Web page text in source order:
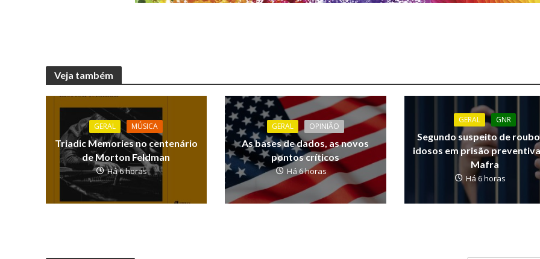
Veja também
GERAL MÚSICA
Triadic Memories no centenário
de Morton Feldman
Há 6 horas
GERAL OPINIÃO
As bases de dados, as novos
pontos críticos
Há 6 horas
GERAL GNR
Segundo suspeito de
idosos em prisão
Mafra
Há 6 horas